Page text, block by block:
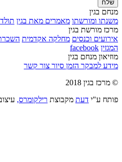
שלח
מנחם בגין
משנתו ומורשתו מאמרים מאת בגין
מרכז מורשת בגין
אירועים וכנסים מחלקה אקדמית
המגזין facebook
מוזיאון מנחם בגין
מידע למבקר הזמן סיור צור קשר
© מרכז בגין 2018
פותח ע"י דעת מקבוצת רילקומרס,